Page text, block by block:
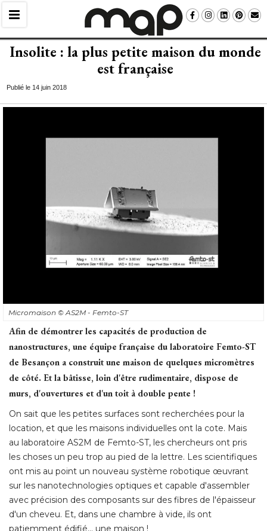
Insolite : la plus petite maison du monde
est française
Publié le 14 juin 2018
Micromaison © AS2M - Femto-ST
Afin de démontrer les capacités de production de
nanostructures, une équipe française du laboratoire Femto-ST
de Besançon a construit une maison de quelques micromètres
de côté. Et la bâtisse, loin d'être rudimentaire, dispose de
murs, d'ouvertures et d'un toit à double pente !
On sait que les petites surfaces sont recherchées pour la
location, et que les maisons individuelles ont la cote. Mais
au laboratoire AS2M de Femto-ST, les chercheurs ont pris
les choses un peu trop au pied de la lettre. Les scientifiques
ont mis au point un nouveau système robotique œuvrant
sur les nanotechnologies optiques et capable d'assembler
avec précision des composants sur des fibres de l'épaisseur
d'un cheveu. Et, dans une chambre à vide, ils ont
patiemment édifié... une maison !